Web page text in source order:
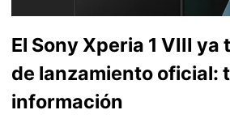
El Sony Xperia 1 VIII
de lanzamiento oficial:
información